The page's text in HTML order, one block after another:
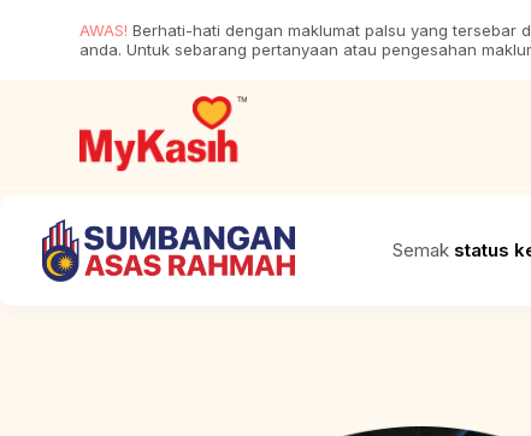
AWAS! Berhati-hati dengan maklumat palsu yang tersebar
anda. Untuk sebarang pertanyaan atau pengesahan
Semak status